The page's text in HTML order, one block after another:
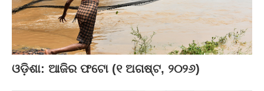
ଓଡ଼ିଶା: ଆଜିର ଫଟୋ (୧ ଅଗଷ୍ଟ, ୨୦୨୬)